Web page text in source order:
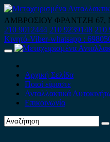
Skip
to
content
ΑΜΒΡΟΣΙΟΥ ΦΡΑΝΤΖΗ
210 9012444 210 9239148 210
Κινητό-Viber-whatsapp :
Primary
Αρχική Σελίδα
Ποιοί είμαστε
Ανταλλακτικά
Επικοινωνία